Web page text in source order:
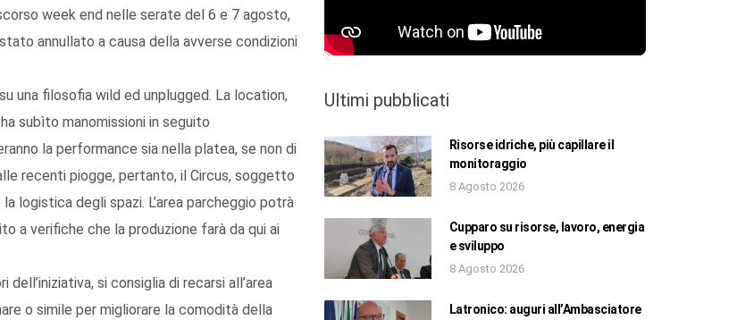
week end nelle serate del 6 e 7 agosto,
annullato a causa della avverse condizioni
una filosofia wild ed unplugged. La location,
subìto manomissioni in seguito
la performance sia nella platea, se non di
recenti piogge, pertanto, il Circus, soggetto
logistica degli spazi. L’area parcheggio potrà
a verifiche che la produzione farà da qui ai
si consiglia di recarsi all’area
o simile per migliorare la comodità della
Ultimi pubblicati
Risorse idriche, più capillare il
monitoraggio
8 Agosto 2026
Cupparo su risorse, lavoro, energia
e sviluppo
8 Agosto 2026
Latronico: auguri all’Ambasciatore